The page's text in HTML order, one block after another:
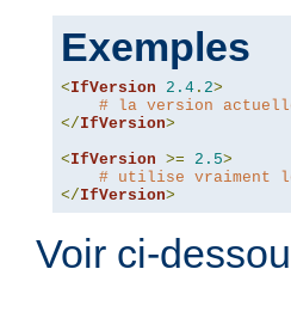
Exemples
<IfVersion 2.4 . 2>
# la version
</IfVersion>
<IfVersion >= 2.5>
# utilise vraiment
</IfVersion>
Voir ci-